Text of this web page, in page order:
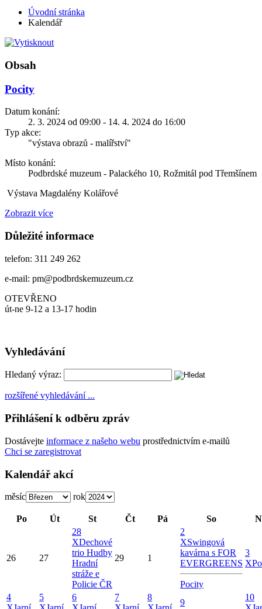
Úvodní stránka
Kalendář
Obsah
Pocity
Datum konání:
2. 3. 2024 od 09:00 - 14. 4. 2024 do 16:00
Typ akce:
"výstava obrazů - malířství"
Místo konání:
Podbrdské muzeum - Palackého 10, Rožmitál pod Třemšínem
Výstava Magdalény Kolářové
Zobrazit více
Důležité informace
telefon: 311 249 262
e-mail: pm@podbrdskemuzeum.cz
OTEVŘENO
út-ne 9-12 a 13-17 hodin
Vyhledávání
Hledaný výraz:
rozšířené vyhledávání ...
Přihlášení k odběru zpráv
Dostávejte informace z našeho webu prostřednictvím e-mailů
Chci se zaregistrovat
Kalendář akcí
měsíc rok
Po Út St Čt Pá So
26 27
28
XDechové
trio Hudby
Hradní
stráže e
Policie ČR
29 1
2
XSwingová
kavárna s FOR
EVERGREENS
Pocity
3
X
4
5
6
7
8
9
10